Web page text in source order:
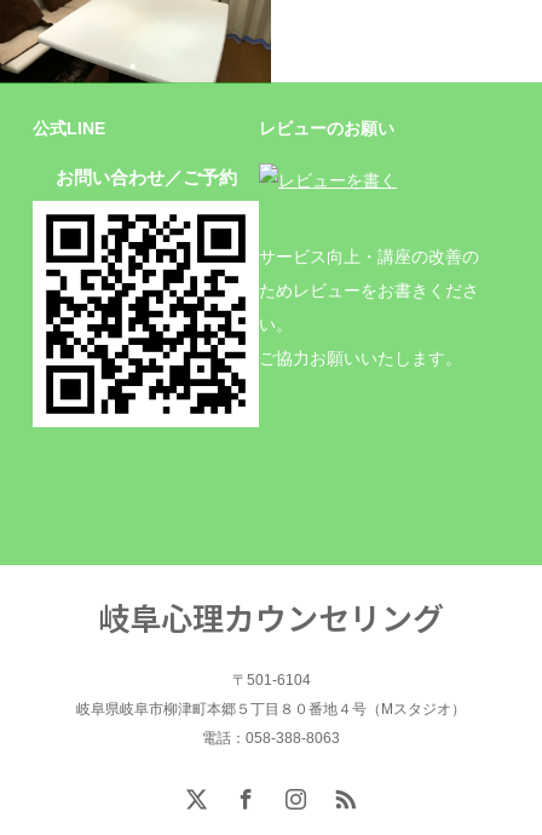
施設
公式LINE
お問い合わせ／ご予約
レビューのお願い
サービス向上・講座の改善の
ためレビューをお書きくださ
い。
ご協力お願いいたします。
岐阜心理カウンセリング
〒501-6104
岐阜県岐阜市柳津町本郷５丁目８０番地４号（Mスタジオ）
電話：058-388-8063